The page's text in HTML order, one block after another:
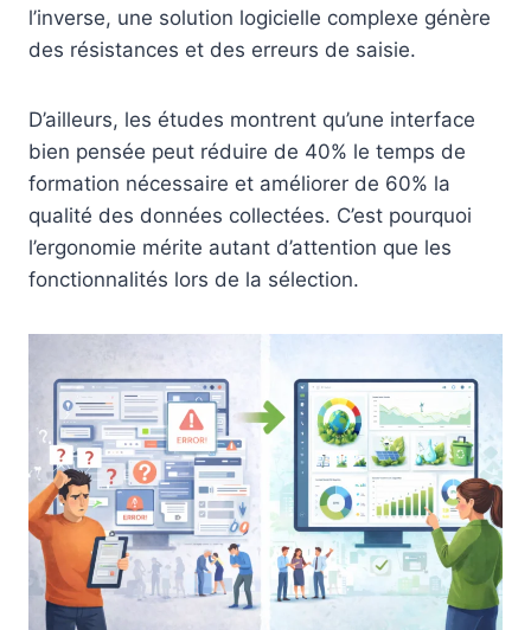
l’inverse, une solution logicielle complexe génère
des résistances et des erreurs de saisie.
D’ailleurs, les études montrent qu’une interface
bien pensée peut réduire de 40% le temps de
formation nécessaire et améliorer de 60% la
qualité des données collectées. C’est pourquoi
l’ergonomie mérite autant d’attention que les
fonctionnalités lors de la sélection.